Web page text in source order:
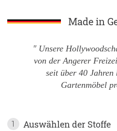
Made in
Unsere
von der Angerer
seit über 40
Gartenmöbel
1 Auswählen der Stoffe